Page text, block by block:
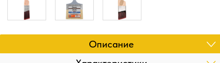
Описание